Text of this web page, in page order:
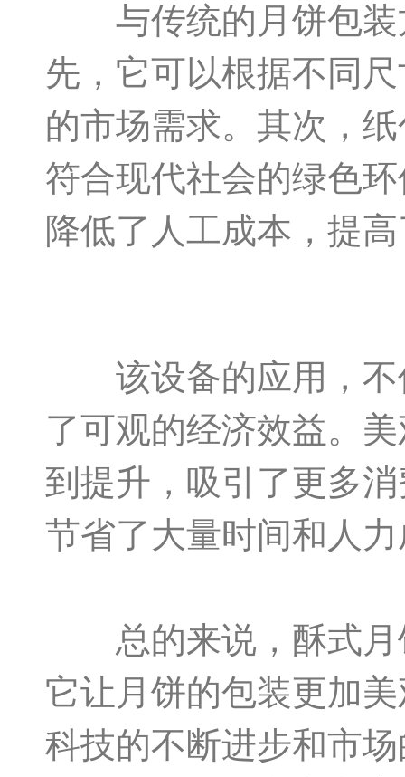
与传统的月饼包装
先，它可以根据不同
的市场需求。其次，
符合现代社会的绿色
降低了人工成本，提
该设备的应用，不
了可观的经济效益。
到提升，吸引了更多
节省了大量时间和人
总的来说，酥式月
它让月饼的包装更加
科技的不断进步和市